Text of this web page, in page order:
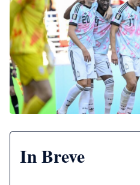
In Breve